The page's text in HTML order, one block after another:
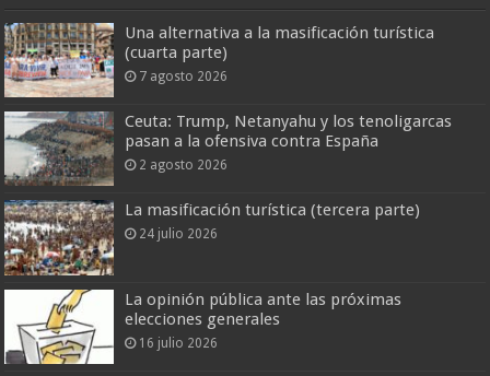
Una alternativa a la masificación turística
(cuarta parte)
7 agosto 2026
Ceuta: Trump, Netanyahu y los tenoligarcas
pasan a la ofensiva contra España
2 agosto 2026
La masificación turística (tercera parte)
24 julio 2026
La opinión pública ante las próximas
elecciones generales
16 julio 2026